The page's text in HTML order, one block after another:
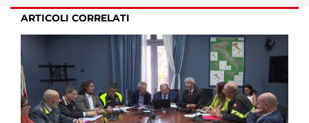
ARTICOLI CORRELATI